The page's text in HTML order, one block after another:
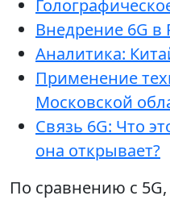
Внедрение 6G в
Аналитика:
Применение
Московской
Связь 6G: Что
она открывает?
По сравнению с